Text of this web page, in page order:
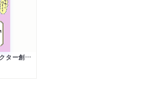
７日でできるキャラクター創作入門